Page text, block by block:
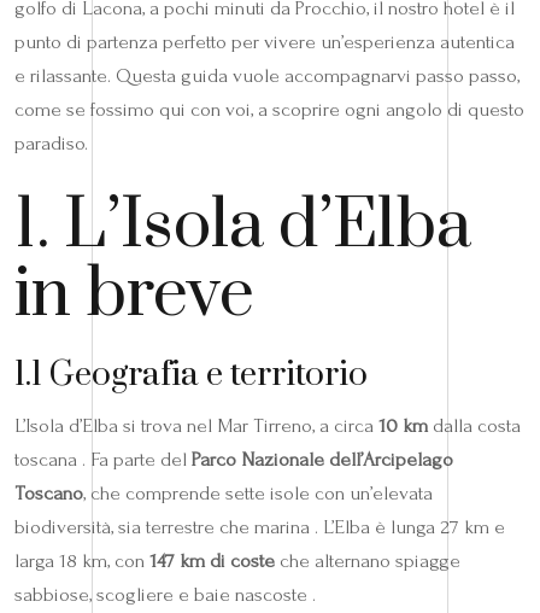
golfo di Lacona, a pochi minuti da Procchio, il nostro hotel è il
punto di partenza perfetto per vivere un’esperienza autentica
e rilassante. Questa guida vuole accompagnarvi passo passo,
come se fossimo qui con voi, a scoprire ogni angolo di questo
paradiso.
1. L’Isola d’Elba
in breve
1.1 Geografia e territorio
L’Isola d’Elba si trova nel Mar Tirreno, a circa 10 km dalla costa
toscana . Fa parte del Parco Nazionale dell’Arcipelago
Toscano, che comprende sette isole con un’elevata
biodiversità, sia terrestre che marina . L’Elba è lunga 27 km e
larga 18 km, con 147 km di coste che alternano spiagge
sabbiose, scogliere e baie nascoste .